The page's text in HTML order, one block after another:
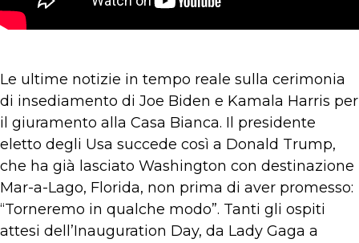
Le ultime notizie in tempo reale sulla cerimonia
di insediamento di Joe Biden e Kamala Harris per
il giuramento alla Casa Bianca. Il presidente
eletto degli Usa succede così a Donald Trump,
che ha già lasciato Washington con destinazione
Mar-a-Lago, Florida, non prima di aver promesso:
“Torneremo in qualche modo”. Tanti gli ospiti
attesi dell’Inauguration Day, da Lady Gaga a